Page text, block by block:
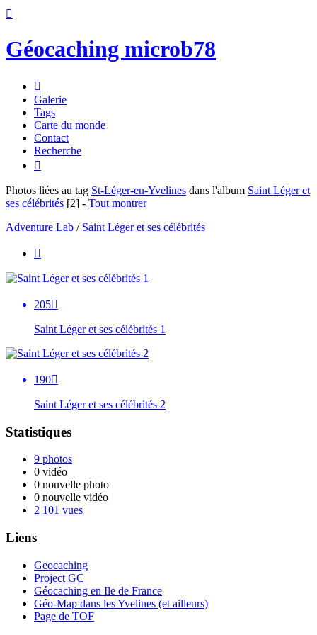

Géocaching microb78

Galerie
Tags
Carte du monde
Contact
Recherche

Photos liées au tag St-Léger-en-Yvelines dans l'album Saint Léger et
ses célébrités [2] - Tout montrer
Adventure Lab / Saint Léger et ses célébrités

205
Saint Léger et ses célébrités 1
190
Saint Léger et ses célébrités 2
Statistiques
9 photos
0 vidéo
0 nouvelle photo
0 nouvelle vidéo
2 101 vues
Liens
Geocaching
Project GC
Géocaching en Ile de France
Géo-Map dans les Yvelines (et ailleurs)
Page de TOF